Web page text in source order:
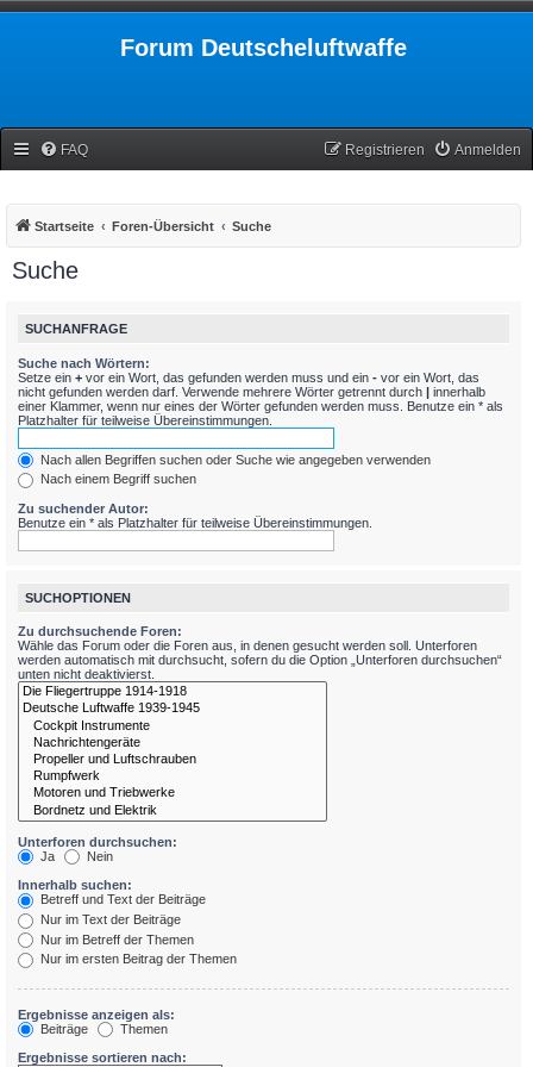
Forum Deutscheluftwaffe
FAQ Anmelden
Registrieren
Startseite Foren-Übersicht Suche
Suche
SUCHANFRAGE
Suche nach Wörtern:
Setze ein + vor ein Wort, das gefunden werden muss und ein - vor ein Wort, das
nicht gefunden werden darf. Verwende mehrere Wörter getrennt durch | innerhalb
einer Klammer, wenn nur eines der Wörter gefunden werden muss. Benutze ein * als
Platzhalter für teilweise Übereinstimmungen.
Nach allen Begriffen suchen oder Suche wie angegeben verwenden
Nach einem Begriff suchen
Zu suchender Autor:
Benutze ein * als Platzhalter für teilweise Übereinstimmungen.
SUCHOPTIONEN
Zu durchsuchende Foren:
Wähle das Forum oder die Foren aus, in denen gesucht werden soll. Unterforen
werden automatisch mit durchsucht, sofern du die Option „Unterforen durchsuchen“
unten nicht deaktivierst.
Unterforen durchsuchen:
Ja
Nein
Innerhalb suchen:
Betreff und Text der Beiträge
Nur im Text der Beiträge
Nur im Betreff der Themen
Nur im ersten Beitrag der Themen
Ergebnisse anzeigen als:
Beiträge
Themen
Ergebnisse sortieren nach: